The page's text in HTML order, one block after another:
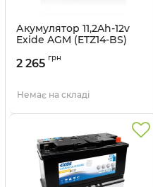
Акумулятор 11,2Ah-12v
Exide AGM (ETZ14-BS)
Артикул:
2 265 грн
Немає на складі